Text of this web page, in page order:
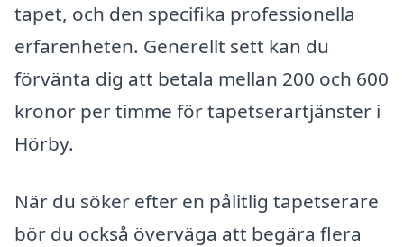
tapet, och den specifika professionella
erfarenheten. Generellt sett kan du
förvänta dig att betala mellan 200 och 600
kronor per timme för tapetserartjänster i
Hörby.
När du söker efter en pålitlig tapetserare
bör du också överväga att begära flera